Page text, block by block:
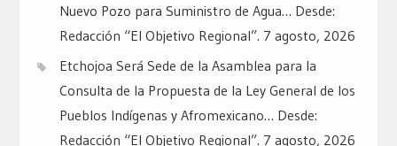
Nuevo Pozo para Suministro de Agua… Desde:
Redacción “El Objetivo Regional”. 7 agosto, 2026
Etchojoa Será Sede de la Asamblea para la
Consulta de la Propuesta de la Ley General de los
Pueblos Indígenas y Afromexicano… Desde:
Redacción “El Objetivo Regional”. 7 agosto, 2026